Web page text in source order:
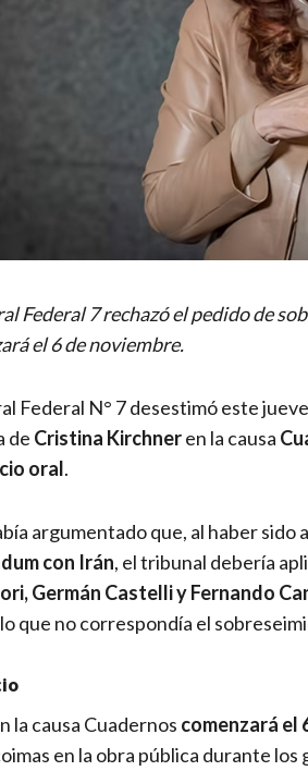
Federal 7 rechazó el pedido de
el 6 de noviembre.
Federal N° 7 desestimó este
de Cristina Kirchneren la causa
oral.
argumentado que, al haber sido
con Irán, el tribunal debería
Germán Castelli y Fernando
que no correspondía el
la causa Cuadernos comenzará el
en la obra pública durante